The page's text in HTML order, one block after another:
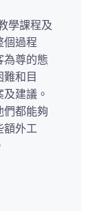
學課程及
個過程
為尊的態
和目
建議。
們都能夠
額外工